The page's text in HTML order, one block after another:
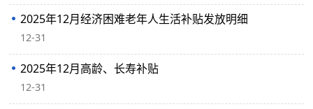
2025年12月经济困难老年人生活补贴发放明细
12-31
2025年12月高龄、长寿补贴
12-31